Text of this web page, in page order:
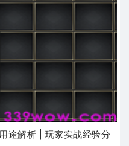
途解析 | 玩家实战经验分